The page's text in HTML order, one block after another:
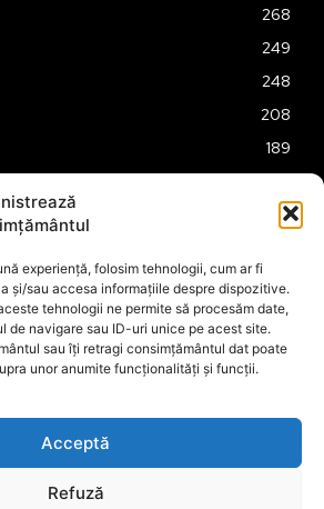
experiență, folosim tehnologii, cum ar fi
și/sau accesa informațiile despre dispozitive.
tehnologii ne permite să procesăm date,
de navigare sau ID-uri unice pe acest site.
sau îți retragi consimțământul dat poate
unor anumite funcționalități și funcții.
Acceptă
Refuză
268
249
248
208
189
175
160
158
157
149